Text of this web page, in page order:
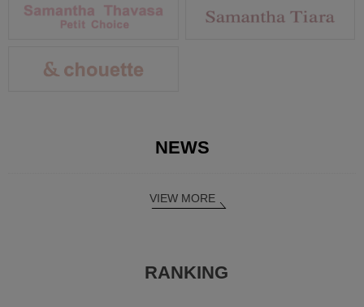
NEWS
VIEW MORE
RANKING